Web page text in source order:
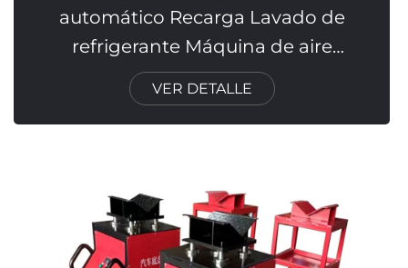
automático Recarga Lavado de
refrigerante Máquina de aire
acondicionado
VER DETALLE